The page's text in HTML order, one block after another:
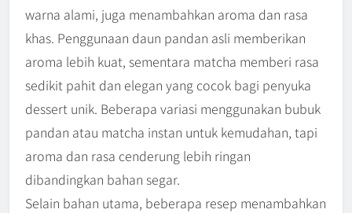
warna alami, juga menambahkan aroma dan rasa
khas. Penggunaan daun pandan asli memberikan
aroma lebih kuat, sementara matcha memberi rasa
sedikit pahit dan elegan yang cocok bagi penyuka
dessert unik. Beberapa variasi menggunakan bubuk
pandan atau matcha instan untuk kemudahan, tapi
aroma dan rasa cenderung lebih ringan
dibandingkan bahan segar.
Selain bahan utama, beberapa resep menambahkan